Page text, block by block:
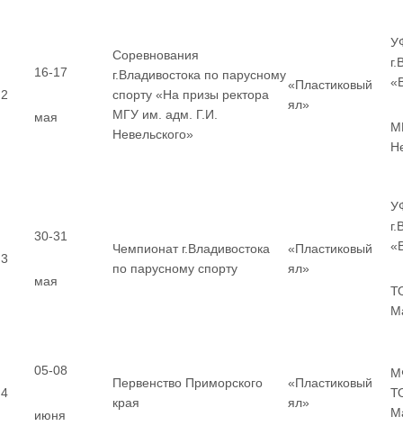
2
16-17
мая
Соревнования
г.Владивостока по парусному
спорту «На призы ректора
МГУ им. адм. Г.И.
Невельского»
«Пластиковый
ял»
3
30-31
мая
Чемпионат г.Владивостока
по парусному спорту
«Пластиковый
ял»
4
05-08
июня
Первенство Приморского
края
«Пластиковый
ял»